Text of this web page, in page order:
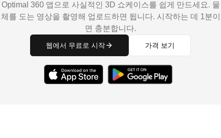
Optimal 360 앱으로 사실적인 3D 쇼케이스를 쉽게 만드세요. 물
체를 도는 영상을 촬영해 업로드하면 됩니다. 시작하는 데 1분이
면 충분합니다.
웹에서 무료로 시작 가격 보기